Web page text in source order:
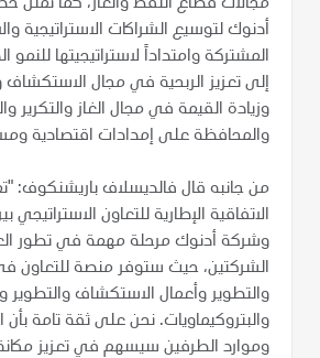
مجالات قطاع النفط والغاز، كما تمثل
أدنوك لتوسيع الشراكات الاستراتيجية
المشتركة وامتداداً لاستراتيجيتها للنمو
إلى تعزيز الربحية في مجال الاستكشاف
وزيادة القيمة في مجال الغاز والتكرير
والمحافظة على إمدادات اقتصادية
من جانبه قال فالديسلاف باريشنكوف:
الاتفاقية الإطارية للتعاون الاستراتيجي
وشركة أدنوك مرحلة مهمة في تطور
الشركتين، حيث ستوفر منصة للتعاون
والتطوير وأعمال الاستكشاف والتطوير
والبتروكيماويات. نحن على ثقة تامة بأن
وموارد الطرفين سيسهم في تعزيز